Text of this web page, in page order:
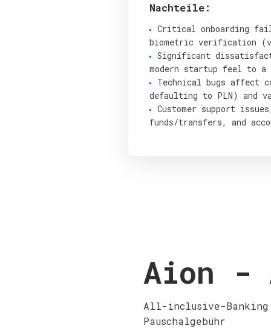
Nachteile:
Critical onboarding
biometric verification
Significant
modern startup feel to
Technical bugs affect
defaulting to PLN) and
Customer support
funds/transfers, and
Aion -
All-inclusive-
Pauschalgebühr